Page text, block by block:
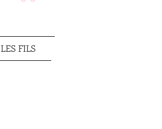
LES FILS